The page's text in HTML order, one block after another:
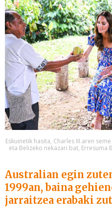
erabiltzeko baimen
irakurri
Eskuinetik hasita, Charles III.aren
eta Belizeko nekazari bat,
Australian egin
1999an, baina
jarraitzea erabaki